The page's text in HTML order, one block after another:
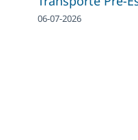
06-07-2026